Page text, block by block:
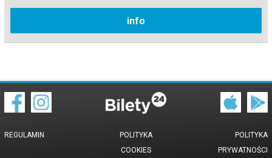
info
REGULAMIN
POLITYKA
PRYWATNOŚCI
POLITYKA
COOKIES